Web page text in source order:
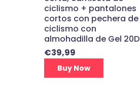
ciclismo + pantalones
cortos con pechera de
ciclismo con
almohadilla de Gel 20D
€39,99
Buy Now